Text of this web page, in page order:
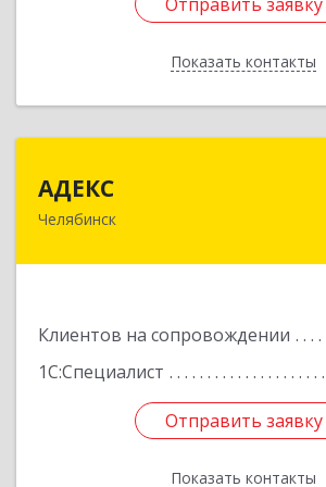
Показать контакты
Назад
АДЕКС
Челябинск
Клиентов на сопровождении
1С:Специалист
Отправить заявку
Показать контакты
454080, Челябинская обл,
Отправить заявку
Назад